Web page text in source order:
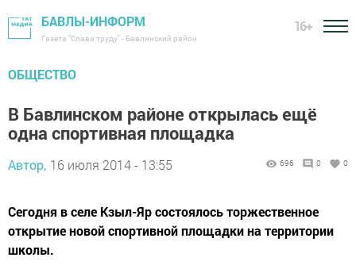
БАВЛЫ-ИНФОРМ
Газета "Слава труду" - Бавлинский район
16+
ОБЩЕСТВО
В Бавлинском районе открылась ещё
одна спортивная площадка
Автор, 16 июля 2014 - 13:55 696 0 0
Сегодня в селе Кзыл-Яр состоялось торжественное
открытие новой спортивной площадки на территории
школы.